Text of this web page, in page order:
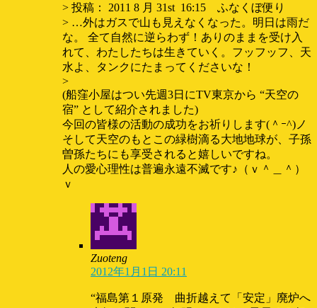
> 投稿： 2011 8 月 31st 16:15 ふなくぼ便り
> …外はガスで山も見えなくなった。明日は雨だ
な。 全て自然に逆らわず！ありのままを受け入
れて、わたしたちは生きていく。フッフッフ、天
水よ、タンクにたまってくださいな！
>
(船窪小屋はつい先週3日にTV東京から “天空の
宿” として紹介されました)
今回の皆様の活動の成功をお祈りします(＾ｰ^)ノ
そして天空のもとこの緑樹滴る大地地球が、子孫
曽孫たちにも享受されると嬉しいですね。
人の愛心理性は普遍永遠不滅です♪（ｖ＾＿＾）
ｖ
Zuoteng
2012年1月1日 20:11
“福島第１原発 曲折越えて「安定」廃炉へ